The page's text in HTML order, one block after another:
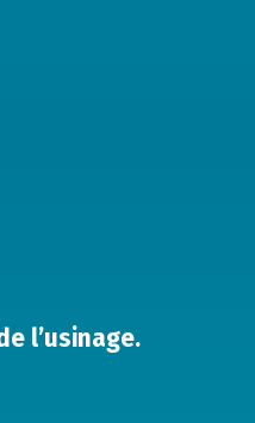
l’usinage.